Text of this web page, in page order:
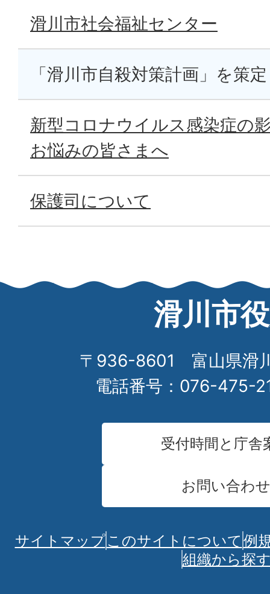
滑川市社会福祉センター
「滑川市自殺対策計画」を策
新型コロナウイルス感染症の
お悩みの皆さまへ
保護司について
滑川市
〒936-8601 富山県滑
電話番号：076-475-
受付時間と庁舎
お問い合わせ
サイトマップこのサイトについて 例
組織から探